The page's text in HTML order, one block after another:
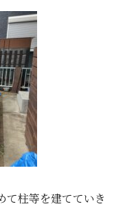
て柱等を建てていき